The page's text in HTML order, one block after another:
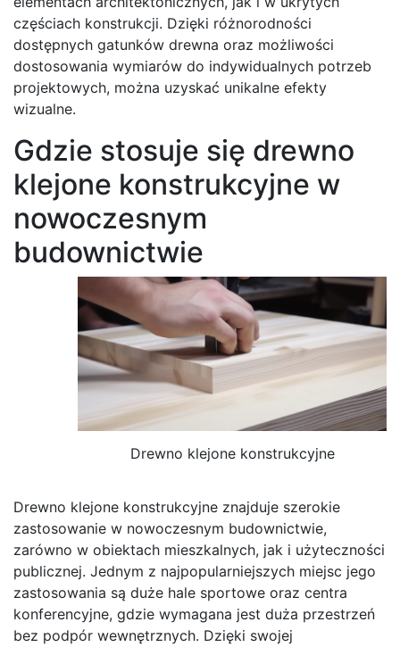
częściach konstrukcji. Dzięki różnorodności
dostępnych gatunków drewna oraz możliwości
dostosowania wymiarów do indywidualnych potrzeb
projektowych, można uzyskać unikalne efekty
wizualne.
Gdzie stosuje się drewno
klejone konstrukcyjne w
nowoczesnym
budownictwie
Drewno klejone konstrukcyjne
Drewno klejone konstrukcyjne znajduje szerokie
zastosowanie w nowoczesnym budownictwie,
zarówno w obiektach mieszkalnych, jak i użyteczności
publicznej. Jednym z najpopularniejszych miejsc jego
zastosowania są duże hale sportowe oraz centra
konferencyjne, gdzie wymagana jest duża przestrzeń
bez podpór wewnętrznych. Dzięki swojej